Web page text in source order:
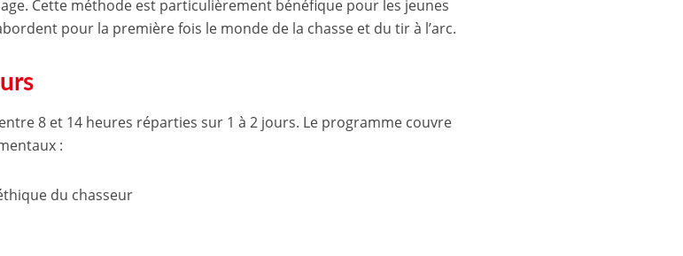
Cette méthode est particulièrement bénéfique pour les jeunes
pour la première fois le monde de la chasse et du tir à l’arc.
8 et 14 heures réparties sur 1 à 2 jours. Le programme couvre
:
du chasseur